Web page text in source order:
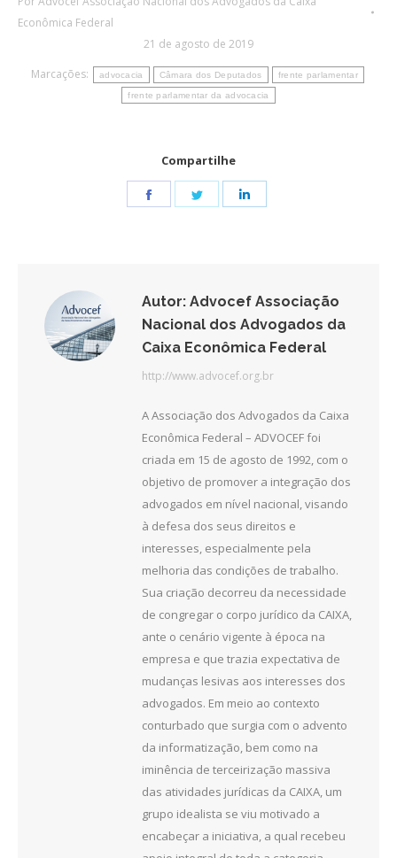
Econômica Federal
21 de agosto de 2019
Marcações:
advocacia Câmara dos Deputados frente parlamentar
frente parlamentar da advocacia
Compartilhe
Share
Share
Autor: Advocef Associação
Nacional dos Advogados da
Caixa Econômica Federal
http://www.advocef.org.br
A Associação dos Advogados da Caixa
Econômica Federal – ADVOCEF foi
criada em 15 de agosto de 1992, com o
objetivo de promover a integração dos
advogados em nível nacional, visando
à defesa dos seus direitos e
interesses, especialmente pela
melhoria das condições de trabalho.
Sua criação decorreu da necessidade
de congregar o corpo jurídico da CAIXA,
ante o cenário vigente à época na
empresa e que trazia expectativa de
mudanças lesivas aos interesses dos
advogados. Em meio ao contexto
conturbado que surgia com o advento
da informatização, bem como na
iminência de terceirização massiva
das atividades jurídicas da CAIXA, um
grupo idealista se viu motivado a
encabeçar a iniciativa, a qual recebeu